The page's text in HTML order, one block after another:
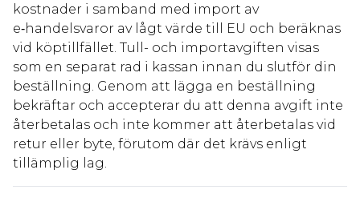
kostnader i samband med import av
e‑handelsvaror av lågt värde till EU och beräknas
vid köptillfället. Tull- och importavgiften visas
som en separat rad i kassan innan du slutför din
beställning. Genom att lägga en beställning
bekräftar och accepterar du att denna avgift inte
återbetalas och inte kommer att återbetalas vid
retur eller byte, förutom där det krävs enligt
tillämplig lag.